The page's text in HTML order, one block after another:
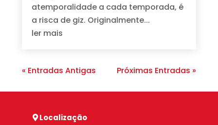
atemporalidade a cada temporada, é
a risca de giz. Originalmente...
ler mais
« Entradas Antigas Próximas Entradas »
Localização